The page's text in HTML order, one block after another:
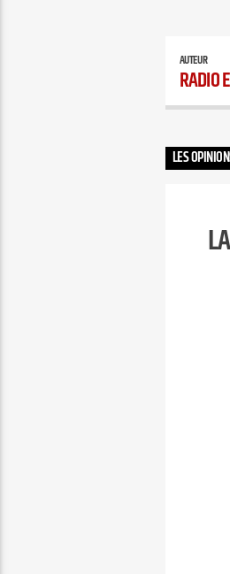
AUTEUR
RADIO
LES